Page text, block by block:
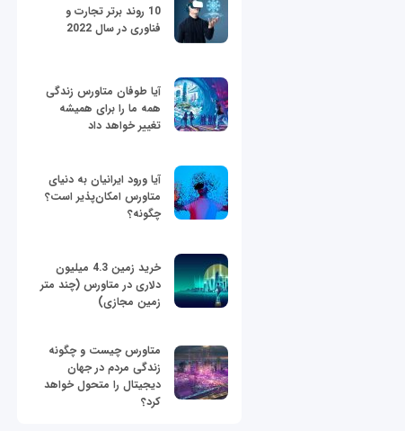
10 روند برتر تجارت و
فناوری در سال 2022
آیا طوفان متاورس زندگی
همه ما را برای همیشه
تغییر خواهد داد
آیا ورود ایرانیان به دنیای
متاورس امکان‌پذیر است؟
چگونه؟
خرید زمین 4.3 میلیون
دلاری در متاورس (چند متر
زمین مجازی)
متاورس چیست و چگونه
زندگی مردم در جهان
دیجیتال را متحول خواهد
کرد؟